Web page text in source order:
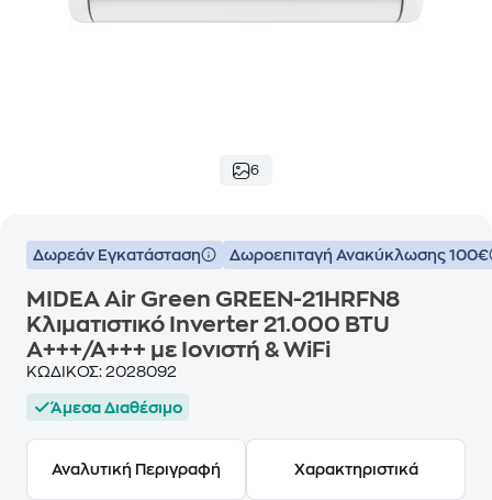
6
Δωρεάν Εγκατάσταση Δωροεπιταγή Ανακύκλωσης 100€
MIDEA Air Green GREEN-21HRFN8
Κλιματιστικό Inverter 21.000 BTU
A+++/A+++ με Ιονιστή & WiFi
ΚΩΔΙΚΟΣ: 2028092
Άμεσα Διαθέσιμο
Αναλυτική Περιγραφή Χαρακτηριστικά